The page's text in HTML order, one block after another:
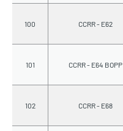
100 CCRR - E62
101 CCRR - E64 BOPP
102 CCRR - E68